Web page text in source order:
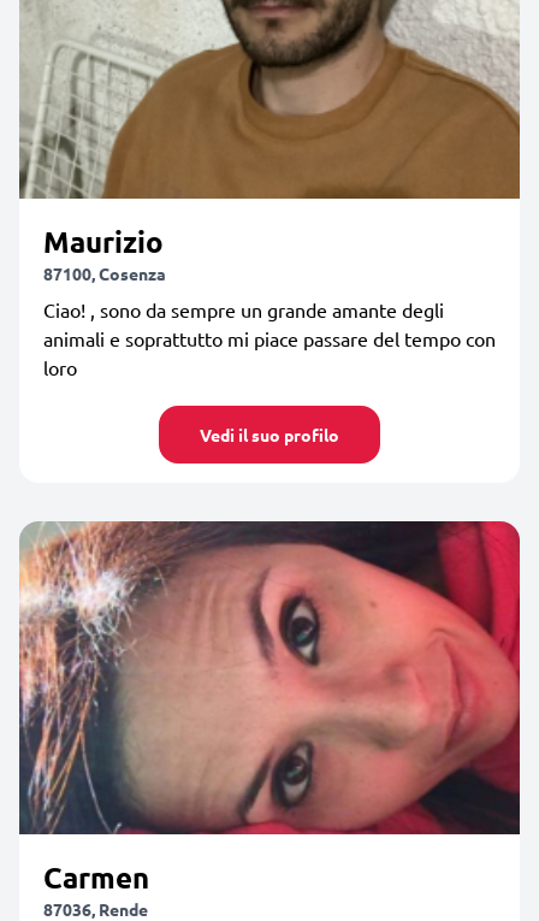
Maurizio
87100, Cosenza
Ciao! , sono da sempre un grande amante degli
animali e soprattutto mi piace passare del tempo con
loro
Vedi il suo profilo
Carmen
87036, Rende